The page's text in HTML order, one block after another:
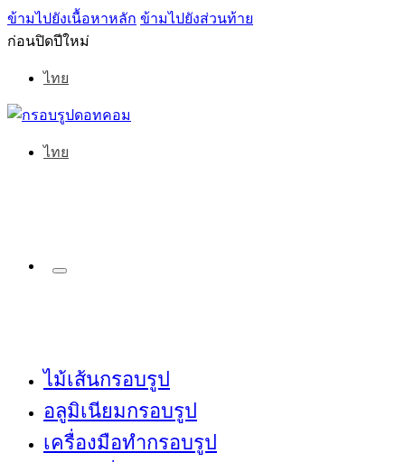
ข้ามไปยังเนื้อหาหลัก ข้ามไปยังส่วนท้าย
ก่อนปิดปีใหม่
ไทย
ไทย
ไม้เส้นกรอบรูป
อลูมิเนียมกรอบรูป
เครื่องมือทำกรอบรูป